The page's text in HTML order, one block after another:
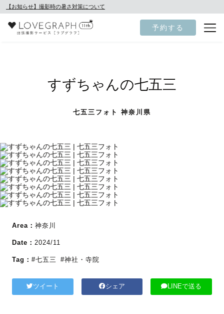
【お知らせ】撮影時の暑さ対策について
予約する
すずちゃんの七五三
七五三フォト 神奈川県
Area： 神奈川
Date： 2024/11
Tag： #七五三 #神社・寺院
ツイート シェア LINEで送る